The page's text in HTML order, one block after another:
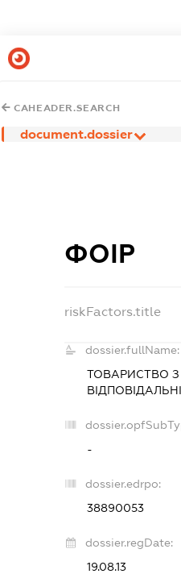
CAHEADER.SEARCH
document.dossier
ФОІР
riskFactors.title
dossier.fullName:
ТОВАРИСТВО
-
dossier.edrpo:
38890053
dossier.regDate:
19.08.13